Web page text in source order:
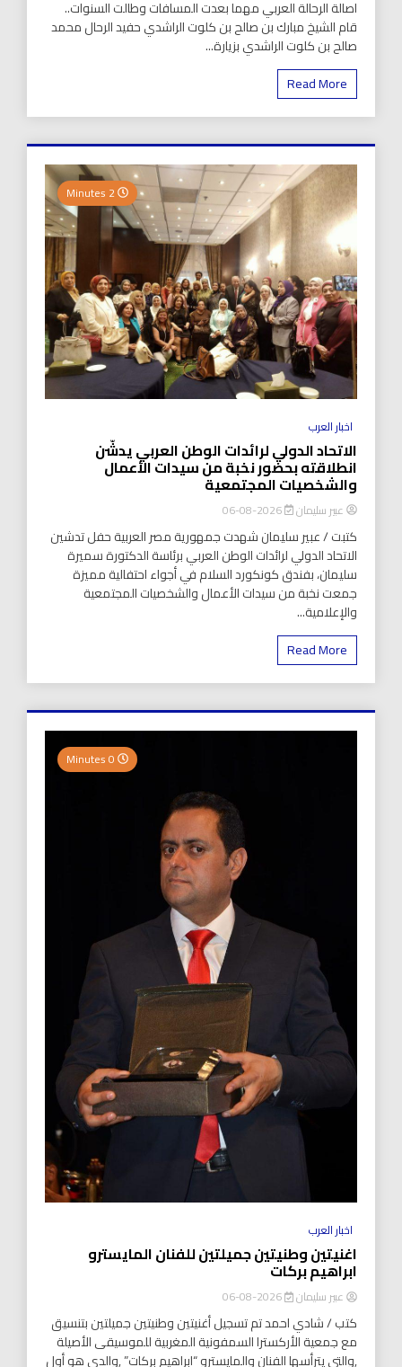
اصالة الرحالة العربي مهما بعدت المسافات وطالت السنوات..
قام الشيخ مبارك بن صالح بن كلوت الراشدي حفيد الرحال محمد
صالح بن كلوت الراشدي بزيارة...
Read More
اخبار العرب
الاتحاد الدولي لرائدات الوطن العربي يدشّن
انطلاقته بحضور نخبة من سيدات الأعمال
والشخصيات المجتمعية
عبير سليمان 2026-08-06
كتبت / عبير سليمان شهدت جمهورية مصر العربية حفل تدشين
الاتحاد الدولي لرائدات الوطن العربي برئاسة الدكتورة سميرة
سليمان، بفندق كونكورد السلام في أجواء احتفالية مميزة
جمعت نخبة من سيدات الأعمال والشخصيات المجتمعية
والإعلامية...
Read More
اخبار العرب
اغنيتين وطنيتين جميلتين للفنان المايسترو
ابراهيم بركات
عبير سليمان 2026-08-06
كتب / شادي احمد تم تسجيل أغنيتين وطنيتين جميلتين بتنسيق
مع جمعية الأركسترا السمفونية المغربية للموسيقى الأصيلة
,والتي يترأسها الفنان والمايسترو “ابراهيم بركات” ,والدي هو أول